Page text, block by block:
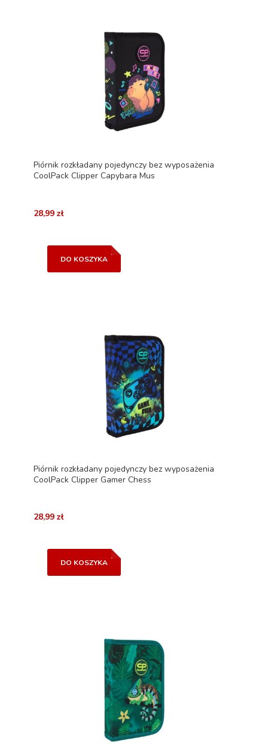
Piórnik rozkładany pojedynczy bez wyposażenia
CoolPack Clipper Capybara Mus
28,99 zł
DO KOSZYKA
Piórnik rozkładany pojedynczy bez wyposażenia
CoolPack Clipper Gamer Chess
28,99 zł
DO KOSZYKA